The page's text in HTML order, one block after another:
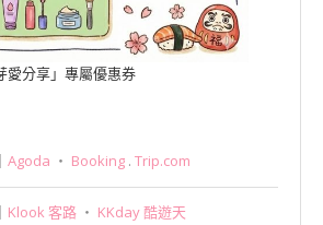
愛分享」專屬優惠券
Agoda ‧ Booking. Trip.com
Klook 客路‧ KKday 酷遊天